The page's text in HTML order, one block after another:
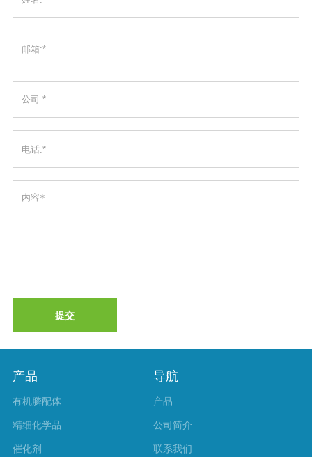
提交
产品
有机膦配体
精细化学品
催化剂
导航
产品
公司简介
联系我们